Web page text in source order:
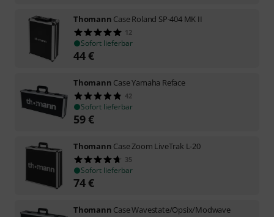
Thomann Case Roland SP-404 MK II
12
Sofort lieferbar
44€
Thomann Case Yamaha Reface
42
Sofort lieferbar
59€
Thomann Case Zoom LiveTrak L-20
35
Sofort lieferbar
74€
Thomann Case Wavestate/Opsix/Modwave